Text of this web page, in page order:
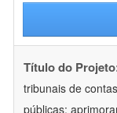
Título do
tribunais de
públicas: